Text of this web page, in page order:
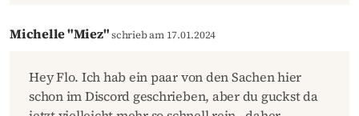
Michelle "Miez"schrieb am 17.01.2024
Hey Flo. Ich hab ein paar von den Sachen hier
schon im Discord geschrieben, aber du guckst da